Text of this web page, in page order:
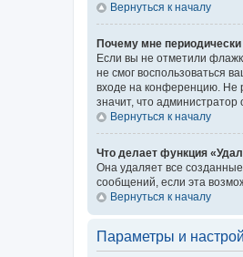
Вернуться к началу
Почему мне
Если вы не отметили
не смог воспользоваться
входе на конференцию. Не
значит, что
Вернуться к началу
Что делает функция
Она удаляет все
сообщений, если эта
Вернуться к началу
Параметры и